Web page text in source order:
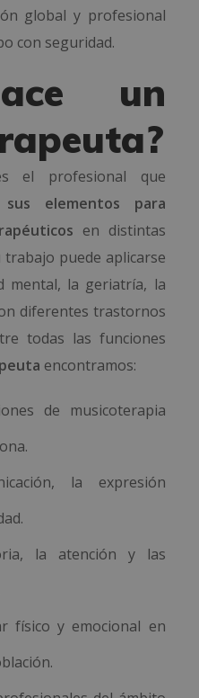
global y profesional
con seguridad.
un
el profesional que
elementos para
en distintas
trabajo puede aplicarse
mental, la geriatría, la
diferentes trastornos
todas las funciones
encontramos:
de musicoterapia
la expresión
la atención y las
físico y emocional en